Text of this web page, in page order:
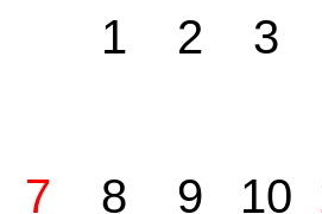
1 2 3
7 8 9 10